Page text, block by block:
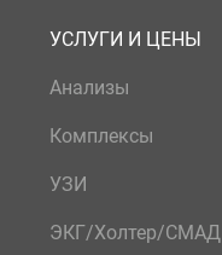
УСЛУГИ И ЦЕНЫ
Анализы
Комплексы
УЗИ
ЭКГ/Холтер/СМАД